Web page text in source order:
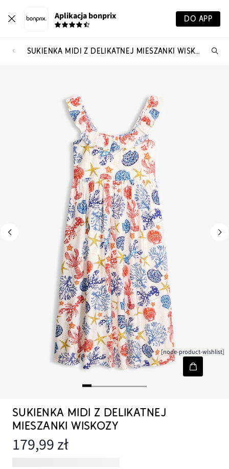
Aplikacja bonprix DO APP
SUKIENKA MIDI Z DELIKATNEJ MIESZANKI WISKOZY
[node-product-wishlist]
SUKIENKA MIDI Z DELIKATNEJ
MIESZANKI WISKOZY
179,99 zł